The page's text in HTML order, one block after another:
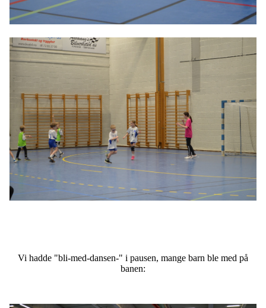
Vi hadde "bli-med-dansen-" i pausen, mange barn ble med på
banen: